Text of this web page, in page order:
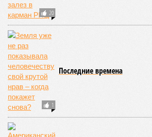
20
1
Последние времена